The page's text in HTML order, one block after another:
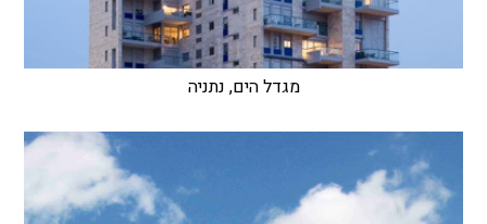
מגדל הים, נתניה